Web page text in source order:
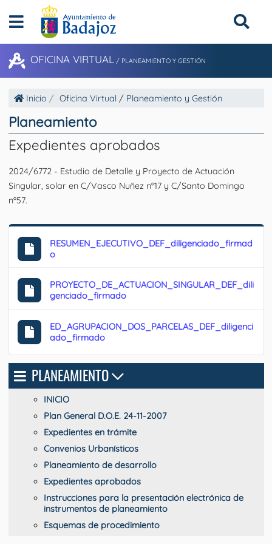
OFICINA VIRTUAL / PLANEAMIENTO Y GESTIÓN
Inicio Oficina Virtual / Planeamiento y Gestión
Planeamiento
Expedientes aprobados
2024/6772 - Estudio de Detalle y Proyecto de Actuación
Singular, solar en C/Vasco Nuñez nº17 y C/Santo Domingo
nº57.
RESUMEN_EJECUTIVO_DEF_diligenciado_firmad
o
PROYECTO_DE_ACTUACION_SINGULAR_DEF_dili
genciado_firmado
ED_AGRUPACION_DOS_PARCELAS_DEF_diligenci
ado_firmado
PLANEAMIENTO
INICIO
Plan General D.O.E. 24-11-2007
Expedientes en trámite
Convenios Urbanísticos
Planeamiento de desarrollo
Expedientes aprobados
Instrucciones para la presentación electrónica de
instrumentos de planeamiento
Esquemas de procedimiento